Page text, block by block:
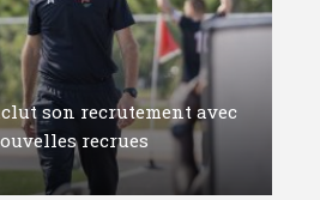
son recrutement avec
recrues